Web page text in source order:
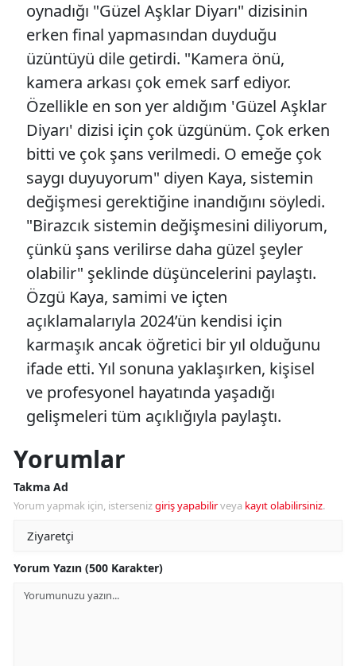
oynadığı "Güzel Aşklar Diyarı" dizisinin
erken final yapmasından duyduğu
üzüntüyü dile getirdi. "Kamera önü,
kamera arkası çok emek sarf ediyor.
Özellikle en son yer aldığım 'Güzel Aşklar
Diyarı' dizisi için çok üzgünüm. Çok erken
bitti ve çok şans verilmedi. O emeğe çok
saygı duyuyorum" diyen Kaya, sistemin
değişmesi gerektiğine inandığını söyledi.
"Birazcık sistemin değişmesini diliyorum,
çünkü şans verilirse daha güzel şeyler
olabilir" şeklinde düşüncelerini paylaştı.
Özgü Kaya, samimi ve içten
açıklamalarıyla 2024’ün kendisi için
karmaşık ancak öğretici bir yıl olduğunu
ifade etti. Yıl sonuna yaklaşırken, kişisel
ve profesyonel hayatında yaşadığı
gelişmeleri tüm açıklığıyla paylaştı.
Yorumlar
Takma Ad
Yorum yapmak için, istersenizgiriş yapabilirveya kayıt olabilirsiniz.
Yorum Yazın (500 Karakter)